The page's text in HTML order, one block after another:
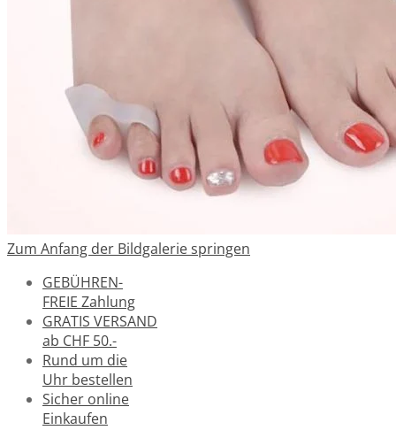
Zum Anfang der Bildgalerie springen
GEBÜHREN-
FREIE Zahlung
GRATIS VERSAND
ab CHF 50.-
Rund um die
Uhr bestellen
Sicher online
Einkaufen